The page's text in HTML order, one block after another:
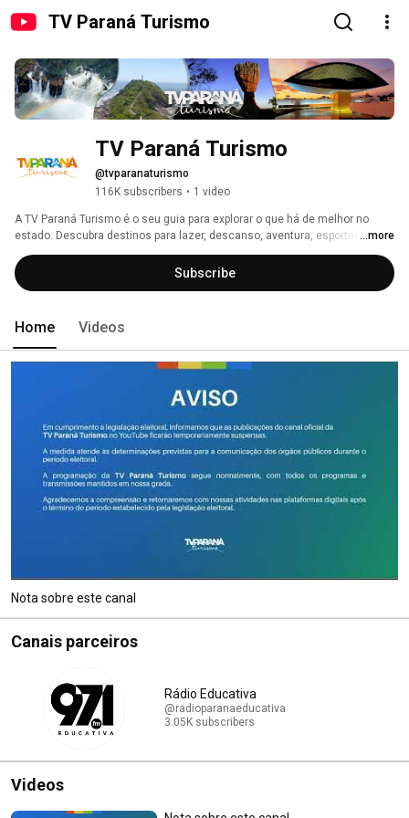
TV Paraná Turismo
TV Paraná Turismo
@tvparanaturismo
116K subscribers • 1 video
A TV Paraná Turismo é o seu guia para explorar o que há de melhor no
estado. Descubra destinos para lazer, descanso, aventura, esportes e
turismo rural, cultural, gastronômico, religioso ou de bem-estar. Além
disso, acompanhe as principais notícias e eventos do Paraná.
...more
Subscribe
Home Videos
Nota sobre este canal
Canais parceiros
Rádio Educativa
@radioparanaeducativa
3.05K subscribers
Videos